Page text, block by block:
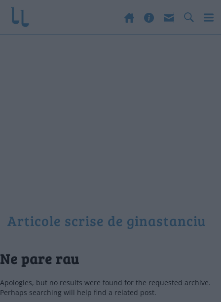
Articole scrise de ginastanciu
Ne pare rau
Apologies, but no results were found for the requested archive.
Perhaps searching will help find a related post.